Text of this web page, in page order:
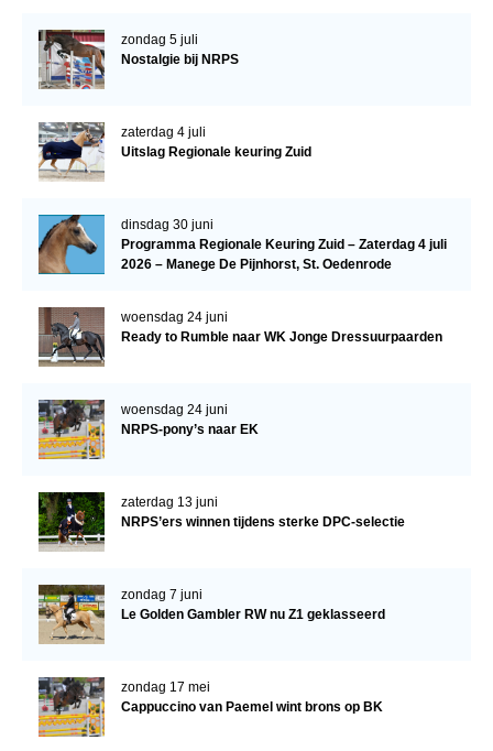
Fokprogramma's en registratie
NRPS-Boegbeeld
Cornage
Röntgenonderzoek
Dekhengsten
HENGSTEN ONLINE
Hengstenselectie
AANMELDEN HENGSTENKEURING ONDER HET
Verrichtingsonderzoek NRPS
Verrichtingsonderzoek 2025-2026
Verrichtingsonderzoek 2023-2024
zondag 5 juli
Nostalgie bij NRPS
zaterdag 4 juli
Uitslag Regionale keuring Zuid
dinsdag 30 juni
Programma Regionale Keuring Zuid – Zaterdag 4 juli
2026 – Manege De Pijnhorst, St. Oedenrode
woensdag 24 juni
Ready to Rumble naar WK Jonge Dressuurpaarden
woensdag 24 juni
NRPS-pony’s naar EK
zaterdag 13 juni
NRPS’ers winnen tijdens sterke DPC-selectie
zondag 7 juni
Le Golden Gambler RW nu Z1 geklasseerd
zondag 17 mei
Cappuccino van Paemel wint brons op BK